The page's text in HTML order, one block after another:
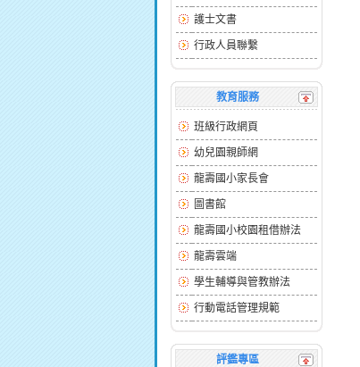
護士文書
行政人員聯繫
教育服務
班級行政網頁
幼兒園親師網
龍壽國小家長會
圖書館
龍壽國小校園租借辦法
龍壽雲端
學生輔導與管教辦法
行動電話管理規範
評鑑專區